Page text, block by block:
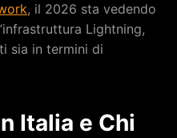
, il 2026 sta vedendo
Lightning,
sia in termini di
Italia e Chi